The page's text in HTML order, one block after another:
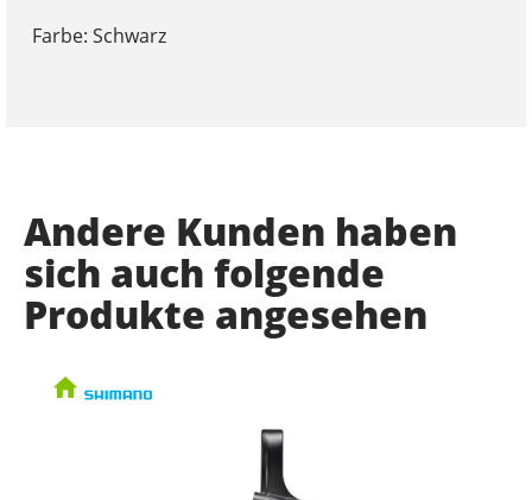
Farbe: Schwarz
Andere Kunden haben
sich auch folgende
Produkte angesehen